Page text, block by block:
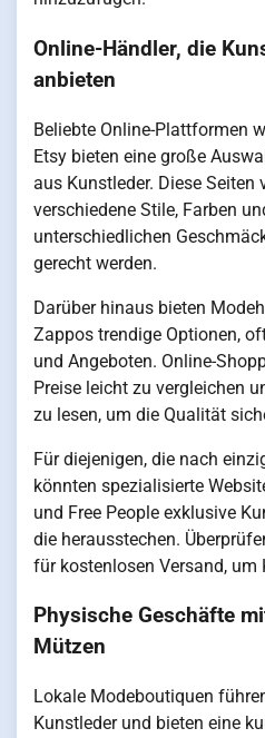
Online-Händler, die
anbieten
Beliebte Online-Plattformen
Etsy bieten eine große
aus Kunstleder. Diese Seiten
verschiedene Stile, Farben
unterschiedlichen
gerecht werden.
Darüber hinaus bieten
Zappos trendige Optionen,
und Angeboten. Online-
Preise leicht zu vergleichen
zu lesen, um die Qualität
Für diejenigen, die nach
könnten spezialisierte
und Free People exklusive
die herausstechen.
für kostenlosen Versand, um
Physische Geschäfte
Mützen
Lokale Modeboutiquen
Kunstleder und bieten eine